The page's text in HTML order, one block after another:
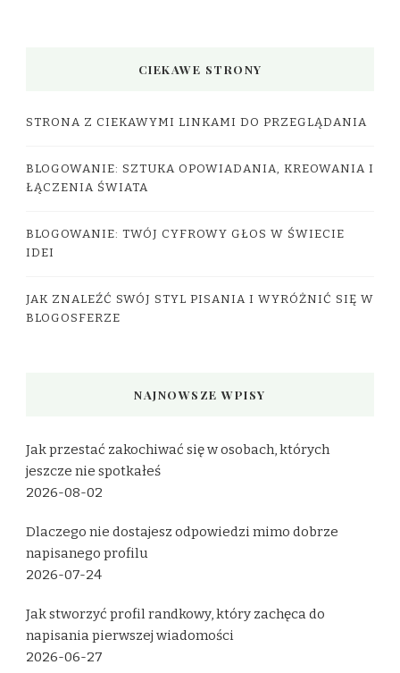
CIEKAWE STRONY
STRONA Z CIEKAWYMI LINKAMI DO PRZEGLĄDANIA
BLOGOWANIE: SZTUKA OPOWIADANIA, KREOWANIA I
ŁĄCZENIA ŚWIATA
BLOGOWANIE: TWÓJ CYFROWY GŁOS W ŚWIECIE
IDEI
JAK ZNALEŹĆ SWÓJ STYL PISANIA I WYRÓŻNIĆ SIĘ W
BLOGOSFERZE
NAJNOWSZE WPISY
Jak przestać zakochiwać się w osobach, których
jeszcze nie spotkałeś
2026-08-02
Dlaczego nie dostajesz odpowiedzi mimo dobrze
napisanego profilu
2026-07-24
Jak stworzyć profil randkowy, który zachęca do
napisania pierwszej wiadomości
2026-06-27